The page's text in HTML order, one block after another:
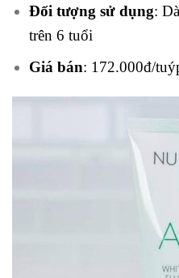
Đối tượng sử dụng:
trên 6 tuổi
Giá bán: 172.000đ/